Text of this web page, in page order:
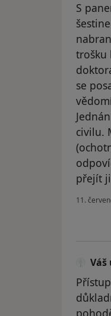
S
trošku
se
civilu.
přejít
11.
Váš